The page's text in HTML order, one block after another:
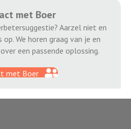
met Boer
Aarzel niet en
We horen graag van je en
een passende oplossing.
met Boer